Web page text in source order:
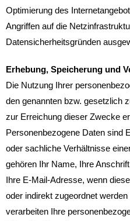
Optimierung des
Angriffen auf die
Datensicherheitsgründen
Erhebung, Speicherung und
Die Nutzung Ihrer
den genannten bzw. gesetzlich
zur Erreichung dieser Zwecke
Personenbezogene Daten sind
oder sachliche Verhältnisse
gehören Ihr Name, Ihre
Ihre E-Mail-Adresse, wenn
oder indirekt zugeordnet
verarbeiten Ihre